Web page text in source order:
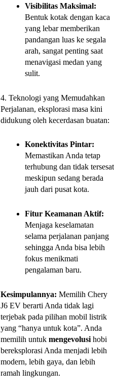
Visibilitas Maksimal:
Bentuk kotak dengan kaca
yang lebar memberikan
pandangan luas ke segala
arah, sangat penting saat
menavigasi medan yang
sulit.
4. Teknologi yang Memudahkan
Perjalanan, eksplorasi masa kini
didukung oleh kecerdasan buatan:
Konektivitas Pintar:
Memastikan Anda tetap
terhubung dan tidak tersesat
meskipun sedang berada
jauh dari pusat kota.
Fitur Keamanan Aktif:
Menjaga keselamatan
selama perjalanan panjang
sehingga Anda bisa lebih
fokus menikmati
pengalaman baru.
Kesimpulannya: Memilih Chery
J6 EV berarti Anda tidak lagi
terjebak pada pilihan mobil listrik
yang “hanya untuk kota”. Anda
memilih untuk mengevolusi hobi
bereksplorasi Anda menjadi lebih
modern, lebih gaya, dan lebih
ramah lingkungan.